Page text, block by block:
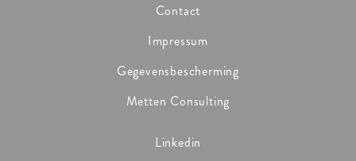
Contact
Impressum
Gegevensbescherming
Metten Consulting
Linkedin